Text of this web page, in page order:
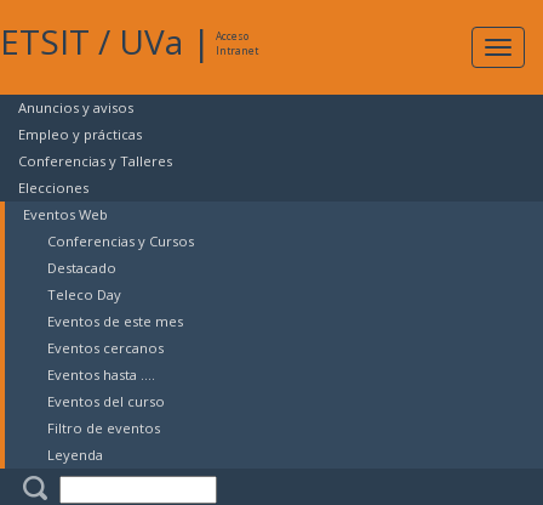
ETSIT / UVa |
Acceso
Intranet
Anuncios y avisos
Empleo y prácticas
Conferencias y Talleres
Elecciones
Eventos Web
Conferencias y Cursos
Destacado
Teleco Day
Eventos de este mes
Eventos cercanos
Eventos hasta ....
Eventos del curso
Filtro de eventos
Leyenda